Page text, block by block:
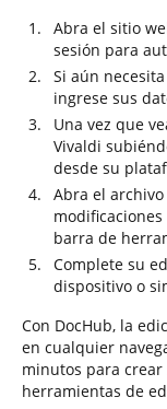
Abra el sitio
sesión para
Si aún
ingrese sus
Una vez que
Vivaldi
desde su
Abra el
barra de
Complete su
dispositivo o
Con DocHub, la
en cualquier
minutos para
herramientas de